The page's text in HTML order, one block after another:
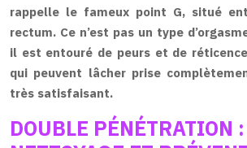
rappelle le fameux point G, situé
rectum. Ce n’est pas un type
il est entouré de peurs et de
qui peuvent lâcher prise
très satisfaisant.
DOUBLE PÉNÉTRATION :